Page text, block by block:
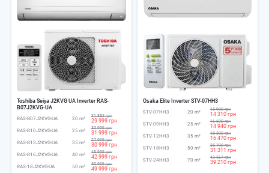
Toshiba Seiya J2KVG UA Inverter RAS-
B07J2KVG-UA
RAS-B07J2KVG-UA 20 m² 31 855 грн
29 999 грн
RAS-B10J2KVG-UA 25 m² 33 999 грн
31 999 грн
RAS-B13J2KVG-UA 35 m² 27 999 грн
30 999 грн
RAS-B16J2KVG-UA 40 m² 45 999 грн
42 999 грн
RAS-18J2KVG-UA 50 m² 53 999 грн
49 999 грн
Osaka Elite Inverter STV-07HH3
STV-07HH3 20 m² 15 900 грн
14 310 грн
STV-09HH3 25 m² 16 600 грн
14 940 грн
STV-12HH3 35 m² 18 300 грн
16 470 грн
STV-18HH3 50 m² 35 790 грн
31 311 грн
STV-24HH3 70 m² 43 567 грн
39 210 грн